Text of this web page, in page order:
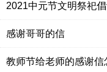
2021中元节文明祭祀
感谢哥哥的信
教师节给老师的感谢信